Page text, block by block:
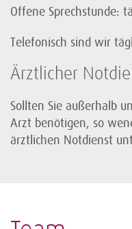
Offene Sprechstunde:
Telefonisch sind wir
Ärztlicher
Sollten Sie außerhalb
Arzt benötigen, so
ärztlichen Notdienst